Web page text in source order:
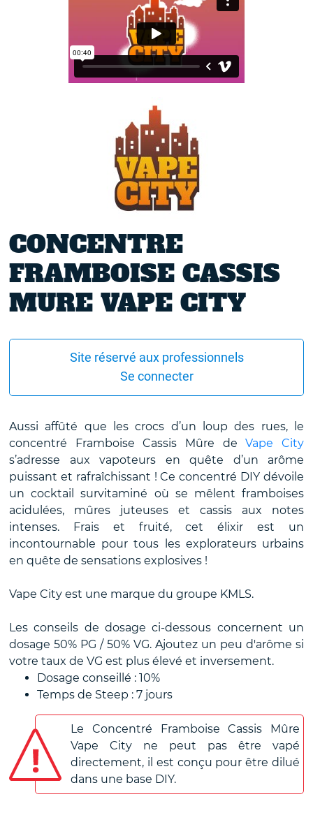
CONCENTRE
FRAMBOISE CASSIS
MURE VAPE CITY
Site réservé aux professionnels
Se connecter
Aussi affûté que les crocs d’un loup des rues, le
concentré Framboise Cassis Mûre deVape City
s’adresse aux vapoteurs en quête d’un arôme
puissant et rafraîchissant ! Ce concentré DIY dévoile
un cocktail survitaminé où se mêlent framboises
acidulées, mûres juteuses et cassis aux notes
intenses. Frais et fruité, cet élixir est un
incontournable pour tous les explorateurs urbains
en quête de sensations explosives !
Vape City est une marque du groupe KMLS.
Les conseils de dosage ci-dessous concernent un
dosage 50% PG / 50% VG. Ajoutez un peu d'arôme si
votre taux de VG est plus élevé et inversement.
Dosage conseillé : 10%
Temps de Steep : 7 jours
Le Concentré Framboise Cassis Mûre
Vape City ne peut pas être vapé
directement, il est conçu pour être dilué
dans une base DIY.